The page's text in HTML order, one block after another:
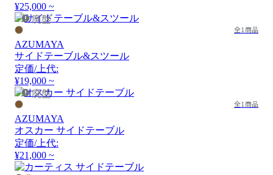
¥25,000 ~
廃盤
全1商品
AZUMAYA
サイドテーブル&スツール
定価/上代:
¥19,000 ~
廃盤
全1商品
AZUMAYA
オスカー サイドテーブル
定価/上代:
¥21,000 ~